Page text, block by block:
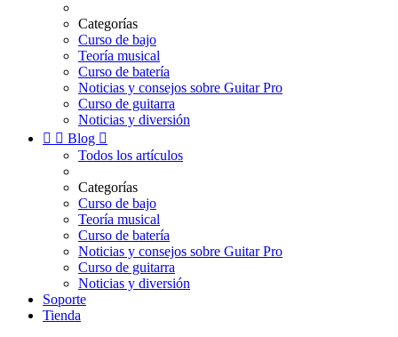
Categorías
Curso de bajo
Teoría musical
Curso de batería
Noticias y consejos sobre Guitar Pro
Curso de guitarra
Noticias y diversión
  Blog 
Todos los artículos
Categorías
Curso de bajo
Teoría musical
Curso de batería
Noticias y consejos sobre Guitar Pro
Curso de guitarra
Noticias y diversión
Soporte
Tienda